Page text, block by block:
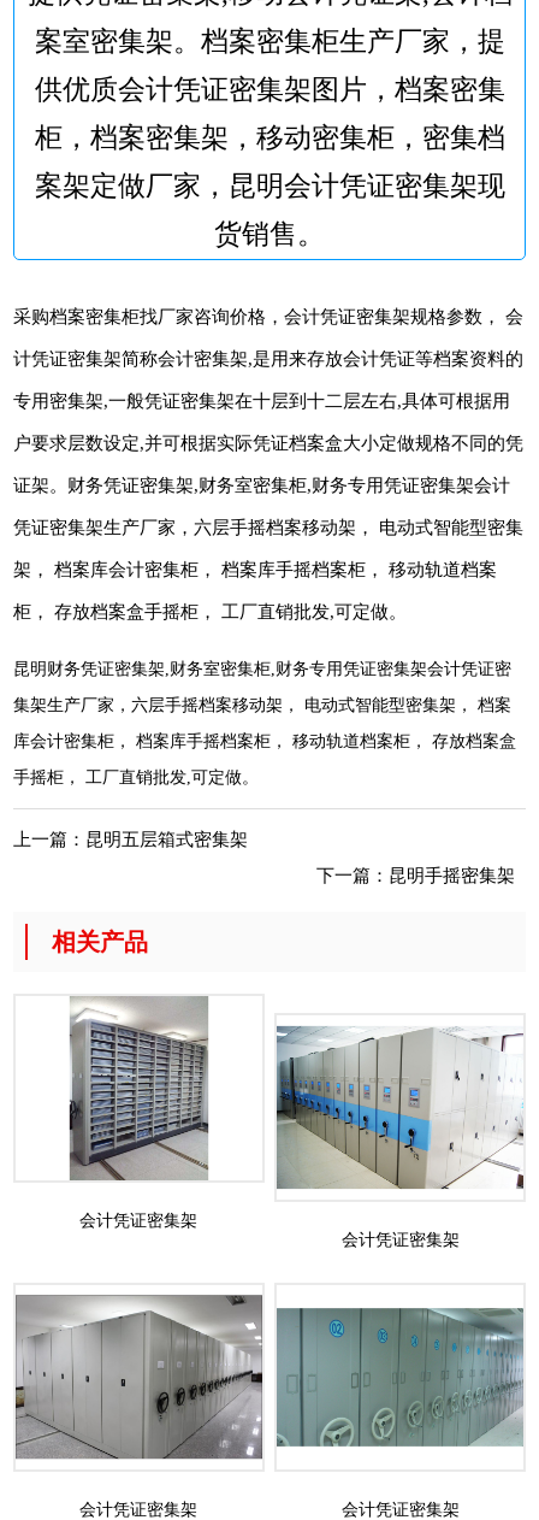
案室密集架。档案密集柜生产厂家，提
供优质会计凭证密集架图片，档案密集
柜，档案密集架，移动密集柜，密集档
案架定做厂家，昆明会计凭证密集架现
货销售。
采购档案密集柜找厂家咨询价格，会计凭证密集架规格参数， 会
计凭证密集架简称会计密集架,是用来存放会计凭证等档案资料的
专用密集架,一般凭证密集架在十层到十二层左右,具体可根据用
户要求层数设定,并可根据实际凭证档案盒大小定做规格不同的凭
证架。财务凭证密集架,财务室密集柜,财务专用凭证密集架会计
凭证密集架生产厂家，六层手摇档案移动架， 电动式智能型密集
架， 档案库会计密集柜， 档案库手摇档案柜， 移动轨道档案
柜， 存放档案盒手摇柜， 工厂直销批发,可定做。
昆明财务凭证密集架,财务室密集柜,财务专用凭证密集架会计凭证密
集架生产厂家，六层手摇档案移动架， 电动式智能型密集架， 档案
库会计密集柜， 档案库手摇档案柜， 移动轨道档案柜， 存放档案盒
手摇柜， 工厂直销批发,可定做。
上一篇： 昆明五层箱式密集架
下一篇： 昆明手摇密集架
相关产品
会计凭证密集架
会计凭证密集架
会计凭证密集架 会计凭证密集架